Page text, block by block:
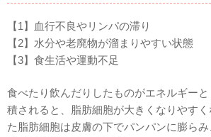
【1】血行不良やリンパの滞り
【2】水分や老廃物が溜まりやすい状態
【3】食生活や運動不足
食べたり飲んだりしたものがエネルギー
積されると、脂肪細胞が大きくなりやす
た脂肪細胞は皮膚の下でパンパンに膨ら